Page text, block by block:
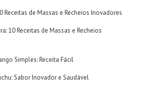
Receitas de Massas e Recheios Inovadores
10 Receitas de Massas e Recheios
Simples: Receita Fácil
Sabor Inovador e Saudável